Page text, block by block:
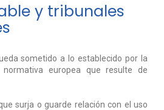
y tribunales
sometido a lo establecido por la
normativa europea que resulte de
surja o guarde relación con el uso